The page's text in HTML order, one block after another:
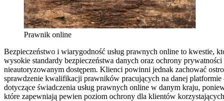
Prawnik online
Bezpieczeństwo i wiarygodność usług prawnych online to kwestie,
wysokie standardy bezpieczeństwa danych oraz ochrony
nieautoryzowanym dostępem. Klienci powinni jednak zachować
sprawdzenie kwalifikacji prawników pracujących na danej
dotyczące świadczenia usług prawnych online w danym kraju,
które zapewniają pewien poziom ochrony dla klientów